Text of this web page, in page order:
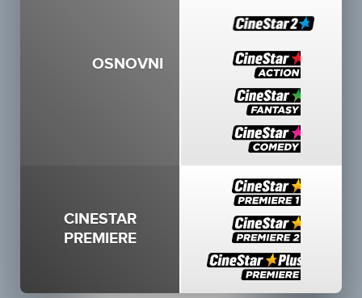
OSNOVNI
CINESTAR
PREMIERE